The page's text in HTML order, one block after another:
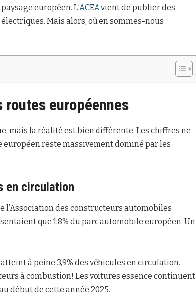
européen. L’ACEAvient de publier des
Mais alors, où en sommes-nous
européennes
mais la réalité est bien différente. Les chiffres ne
européen reste massivement dominé par les
en circulation
l’Association des constructeurs automobiles
que 1,8% du parc automobile européen. Un
à peine 3,9% des véhicules en circulation.
à combustion! Les voitures essence continuent
début de cette année 2025.